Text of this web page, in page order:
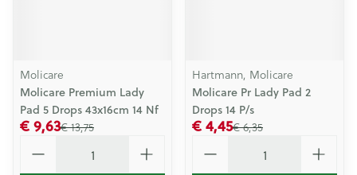
Molicare
Molicare Premium Lady
Pad 5 Drops 43x16cm 14 Nf
€ 13,75
€ 9,63
Hartmann, Molicare
Molicare Pr Lady Pad 2
Drops 14 P/s
€ 6,35
€ 4,45